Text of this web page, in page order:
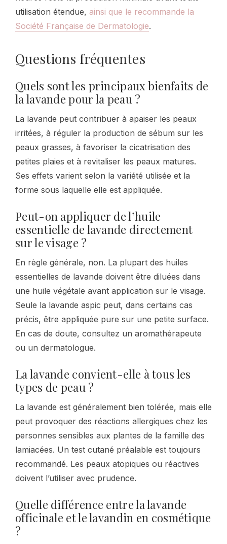
utilisation étendue, ainsi que le recommande la
Société Française de Dermatologie.
Questions fréquentes
Quels sont les principaux bienfaits de
la lavande pour la peau ?
La lavande peut contribuer à apaiser les peaux
irritées, à réguler la production de sébum sur les
peaux grasses, à favoriser la cicatrisation des
petites plaies et à revitaliser les peaux matures.
Ses effets varient selon la variété utilisée et la
forme sous laquelle elle est appliquée.
Peut-on appliquer de l’huile
essentielle de lavande directement
sur le visage ?
En règle générale, non. La plupart des huiles
essentielles de lavande doivent être diluées dans
une huile végétale avant application sur le visage.
Seule la lavande aspic peut, dans certains cas
précis, être appliquée pure sur une petite surface.
En cas de doute, consultez un aromathérapeute
ou un dermatologue.
La lavande convient-elle à tous les
types de peau ?
La lavande est généralement bien tolérée, mais elle
peut provoquer des réactions allergiques chez les
personnes sensibles aux plantes de la famille des
lamiacées. Un test cutané préalable est toujours
recommandé. Les peaux atopiques ou réactives
doivent l’utiliser avec prudence.
Quelle différence entre la lavande
officinale et le lavandin en cosmétique
?